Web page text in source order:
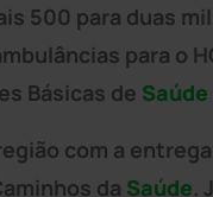
500 para duas
para o
Básicas de Saúde
com a
da Saúde.